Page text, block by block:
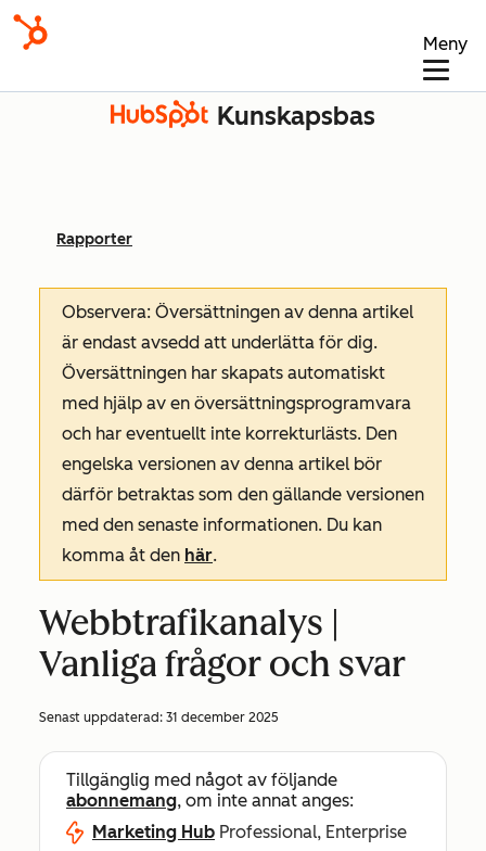
Meny
Kunskapsbas
Rapporter
Observera: Översättningen av denna artikel
är endast avsedd att underlätta för dig.
Översättningen har skapats automatiskt
med hjälp av en översättningsprogramvara
och har eventuellt inte korrekturlästs. Den
engelska versionen av denna artikel bör
därför betraktas som den gällande versionen
med den senaste informationen. Du kan
komma åt den här.
Webbtrafikanalys |
Vanliga frågor och svar
Senast uppdaterad: 31 december 2025
Tillgänglig med något av följande
abonnemang, om inte annat anges:
Marketing Hub Professional, Enterprise